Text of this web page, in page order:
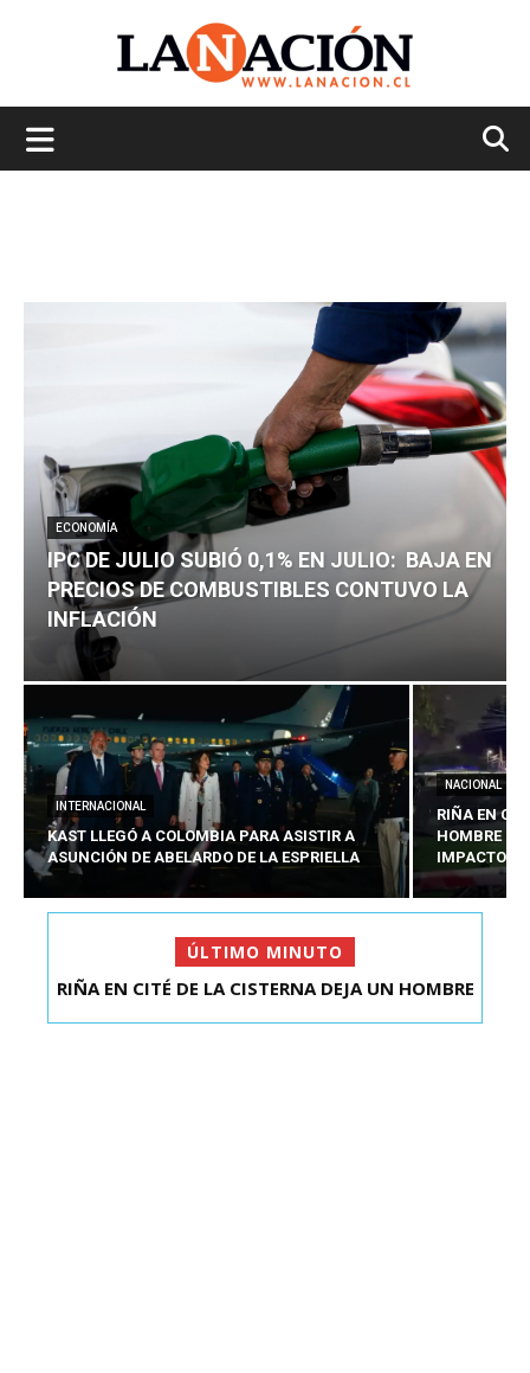
ECONOMÍA
IPC DE JULIO SUBIÓ 0,1% EN JULIO: BAJA EN
PRECIOS DE COMBUSTIBLES CONTUVO LA
INFLACIÓN
INTERNACIONAL
KAST LLEGÓ A COLOMBIA PARA ASISTIR A
ASUNCIÓN DE ABELARDO DE LA ESPRIELLA
NACIONAL
RIÑA EN
HOMBRE
IMPACTOS
ÚLTIMO MINUTO
IPC DE JULIO SUBIÓ 0,1% EN JULIO: BAJA EN
RIÑA EN CITÉ DE LA CISTERNA DEJA UN HOMBRE